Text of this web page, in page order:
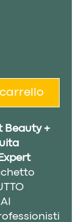
Beauty +